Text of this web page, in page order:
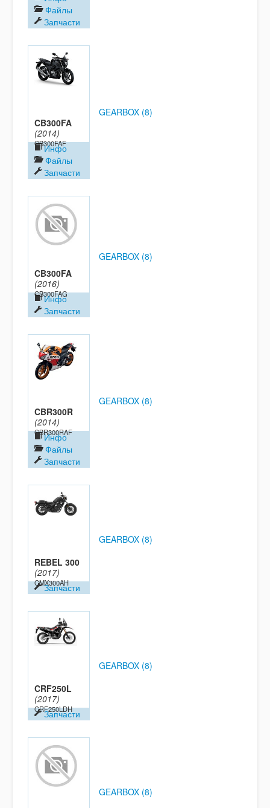
Файлы
Запчасти
CB300FA
(2014)
CB300FAF
Инфо
Файлы
Запчасти
GEARBOX (8)
CB300FA
(2016)
CB300FAG
Инфо
Запчасти
GEARBOX (8)
CBR300R
(2014)
CBR300RAF
Инфо
Файлы
Запчасти
GEARBOX (8)
REBEL 300
(2017)
CMX300AH
Запчасти
GEARBOX (8)
CRF250L
(2017)
CRF250LDH
Запчасти
GEARBOX (8)
GEARBOX (8)